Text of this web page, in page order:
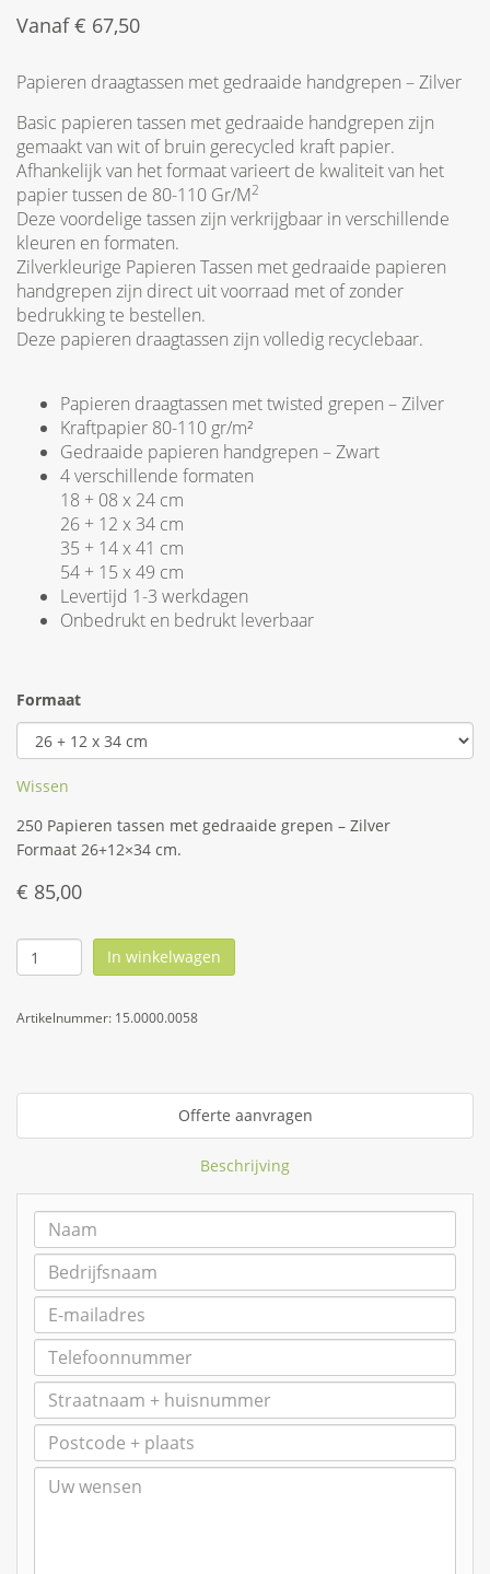
Vanaf€ 67,50
Papieren draagtassen met gedraaide handgrepen – Zilver
Basic papieren tassen met gedraaide handgrepen zijn
gemaakt van wit of bruin gerecycled kraft papier.
Afhankelijk van het formaat varieert de kwaliteit van het
papier tussen de 80-110 Gr/M2
Deze voordelige tassen zijn verkrijgbaar in verschillende
kleuren en formaten.
Zilverkleurige Papieren Tassen met gedraaide papieren
handgrepen zijn direct uit voorraad met of zonder
bedrukking te bestellen.
Deze papieren draagtassen zijn volledig recyclebaar.
Papieren draagtassen met twisted grepen – Zilver
Kraftpapier 80-110 gr/m²
Gedraaide papieren handgrepen – Zwart
4 verschillende formaten
18 + 08 x 24 cm
26 + 12 x 34 cm
35 + 14 x 41 cm
54 + 15 x 49 cm
Levertijd 1-3 werkdagen
Onbedrukt en bedrukt leverbaar
Formaat
Wissen
250 Papieren tassen met gedraaide grepen – Zilver
Formaat 26+12×34 cm.
€ 85,00
In winkelwagen
Artikelnummer: 15.0000.0058
Offerte aanvragen
Beschrijving